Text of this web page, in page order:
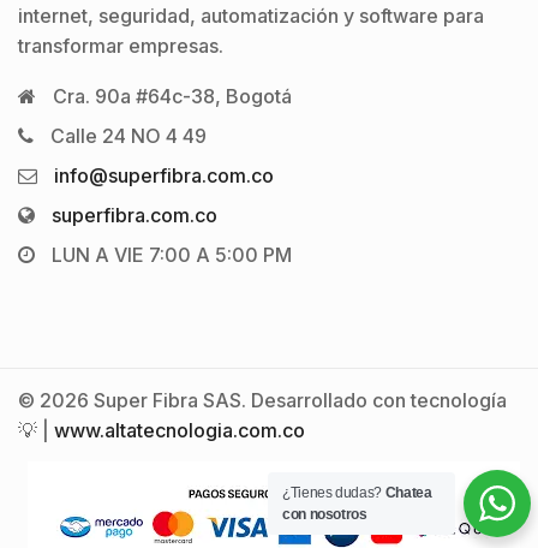
internet, seguridad, automatización y software para
transformar empresas.
Cra. 90a #64c-38, Bogotá
Calle 24 NO 4 49
info@superfibra.com.co
superfibra.com.co
LUN A VIE 7:00 A 5:00 PM
© 2026 Super Fibra SAS. Desarrollado con tecnología
💡 | www.altatecnologia.com.co
¿Tienes dudas? Chatea
con nosotros